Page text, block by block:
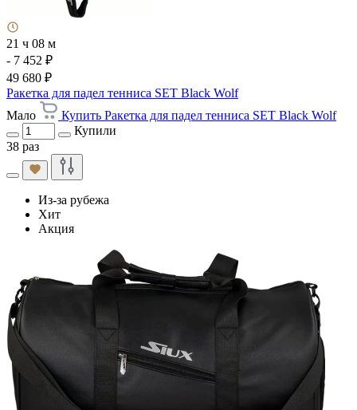
21 ч 08 м
- 7 452 ₽
49 680 ₽
Ракетка для падел тенниса SET Black Wolf
Мало
Купить Ракетка для падел тенниса SET Black Wolf
Купили
38 раз
Из-за рубежа
Хит
Акция